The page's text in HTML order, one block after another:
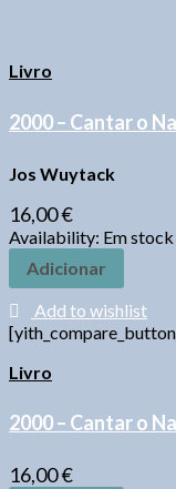
Livro
2000 – Cantar o
Jos Wuytack
16,00€
Availability: Em stock
Adicionar
Add to wishlist
Livro
2000 – Cantar o
16,00€